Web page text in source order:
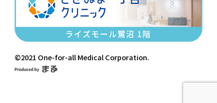
©2021 One-for-all Medical Corporation.